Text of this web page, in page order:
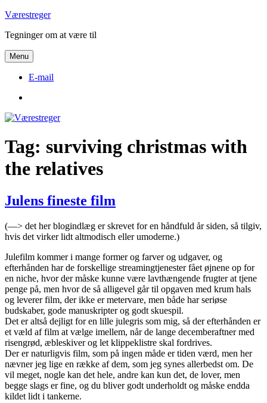
Videre
indhold
Værestreger
Tegninger om at være til
Menu
E-mail
Tag: surviving christmas with
the relatives
Julens fineste film
(—> det her blogindlæg er skrevet for en håndfuld år siden, så tilgiv,
hvis det virker lidt altmodisch eller umoderne.)
Julefilm kommer i mange former og farver og udgaver, og
efterhånden har de forskellige streamingtjenester fået øjnene op for
en niche, hvor der måske kunne være lavthængende frugter at tjene
penge på, men hvor de så alligevel går til opgaven med krum hals
og leverer film, der ikke er metervare, men både har seriøse
budskaber, gode manuskripter og godt skuespil.
Det er altså dejligt for en lille julegris som mig, så der efterhånden er
et væld af film at vælge imellem, når de lange decemberaftner med
risengrød, æbleskiver og let klippeklistre skal fordrives.
Der er naturligvis film, som på ingen måde er tiden værd, men her
nævner jeg lige en række af dem, som jeg synes allerbedst om. De
vil meget, nogle kan det hele, andre kan kun det, de lover, men
begge slags er fine, og du bliver godt underholdt og måske endda
kildet lidt i tankerne.